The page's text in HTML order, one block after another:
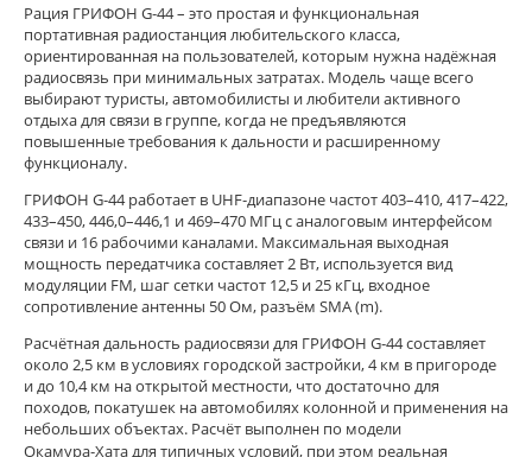
Рация ГРИФОН G‑44 – это простая и функциональная
портативная радиостанция любительского класса,
ориентированная на пользователей, которым нужна надёжная
радиосвязь при минимальных затратах. Модель чаще всего
выбирают туристы, автомобилисты и любители активного
отдыха для связи в группе, когда не предъявляются
повышенные требования к дальности и расширенному
функционалу.
ГРИФОН G‑44 работает в UHF‑диапазоне частот 403–410, 417–422,
433–450, 446,0–446,1 и 469–470 МГц с аналоговым интерфейсом
связи и 16 рабочими каналами. Максимальная выходная
мощность передатчика составляет 2 Вт, используется вид
модуляции FM, шаг сетки частот 12,5 и 25 кГц, входное
сопротивление антенны 50 Ом, разъём SMA (m).
Расчётная дальность радиосвязи для ГРИФОН G‑44 составляет
около 2,5 км в условиях городской застройки, 4 км в пригороде
и до 10,4 км на открытой местности, что достаточно для
походов, покатушек на автомобилях колонной и применения на
небольших объектах. Расчёт выполнен по модели
Окамура‑Хата для типичных условий, при этом реальная